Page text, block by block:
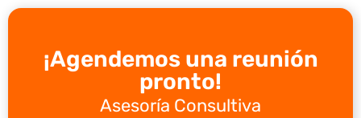
¡Agendemos una reunión
pronto!
Asesoría Consultiva